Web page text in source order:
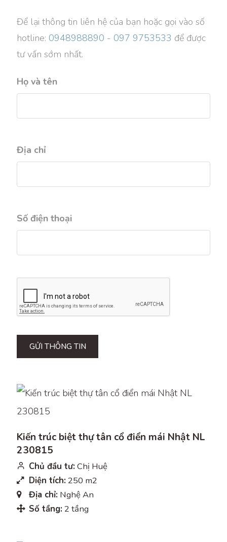
Để lại thông tin liên hệ của bạn hoặc gọi vào số
hotline: 0948988890 - 097 9753533 để được
tư vấn sớm nhất.
Họ và tên
Địa chỉ
Số điện thoại
GỬI THÔNG TIN
Kiến trúc biệt thự tân cổ điển mái Nhật NL
230815
Chủ đầu tư: Chị Huệ
Diện tích: 250 m2
Địa chỉ: Nghệ An
Số tầng: 2 tầng